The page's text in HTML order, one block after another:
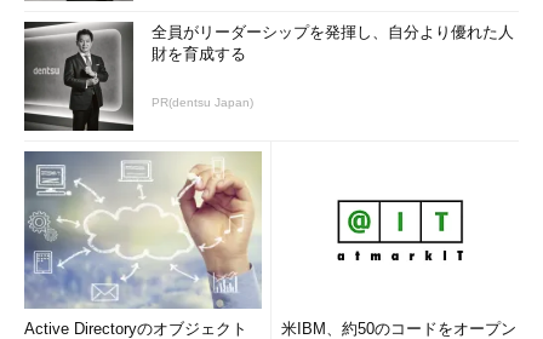
全員がリーダーシップを発揮し、自分より優れた人
財を育成する
PR(dentsu Japan)
Active Directoryのオブジェクト
米IBM、約50のコードをオープン